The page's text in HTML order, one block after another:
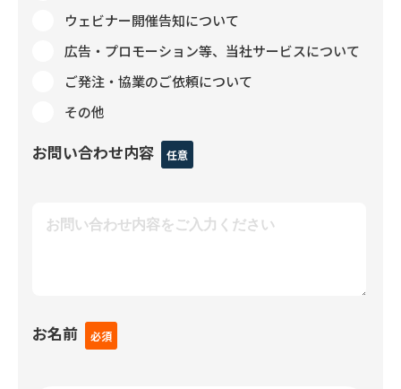
ウェビナー開催告知について
広告・プロモーション等、当社サービスについて
ご発注・協業のご依頼について
その他
お問い合わせ内容
お名前